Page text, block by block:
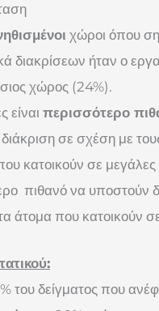
χώροι όπου
διακρίσεων ήταν ο
χώρος (24%).
είναι περισσότερο
σε σχέση με
κατοικούν σε μεγάλες
πιθανό να υποστούν
άτομα που κατοικούν
του δείγματος που